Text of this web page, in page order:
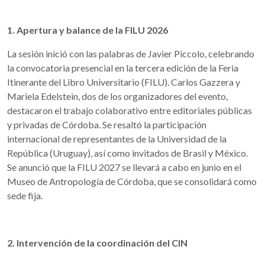
1. Apertura y balance de la FILU 2026
La sesión inició con las palabras de Javier Piccolo, celebrando
la convocatoria presencial en la tercera edición de la Feria
Itinerante del Libro Universitario (FILU). Carlos Gazzera y
Mariela Edelstein, dos de los organizadores del evento,
destacaron el trabajo colaborativo entre editoriales públicas
y privadas de Córdoba. Se resaltó la participación
internacional de representantes de la Universidad de la
República (Uruguay), así como invitados de Brasil y México.
Se anunció que la FILU 2027 se llevará a cabo en junio en el
Museo de Antropología de Córdoba, que se consolidará como
sede fija.
2. Intervención de la coordinación del CIN